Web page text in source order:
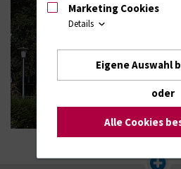
Marketing Cookies
Details
Eigene Auswahl
oder
Alle Cookies